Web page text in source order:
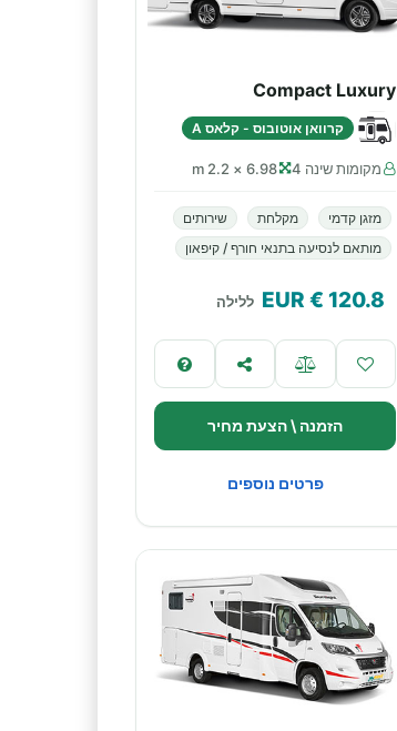
Compact Luxury
קרוואן אוטובוס - קלאס A
מקומות שינה 4 6.98 × 2.2 m
מזגן קדמי מקלחת
שירותים
מותאם לנסיעה בתנאי חורף / קיפאון
120.8
€ EUR ללילה
הזמנה \ הצעת מחיר
פרטים נוספים